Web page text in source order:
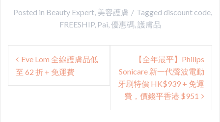
Posted in Beauty Expert, 美容護膚 Tagged discount code,
FREESHIP, Pai,優惠碼,護膚品
Post
navigation
Eve Lom 全線護膚品低
至 62 折 + 免運費
【全年最平】Philips
Sonicare 新一代聲波電動
牙刷特價 HK$939 + 免運
費，價錢平香港 $951